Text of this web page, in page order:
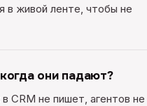
в живой ленте, чтобы не
они падают?
CRM не пишет, агентов не